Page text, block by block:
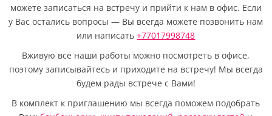
можете записаться на встречу и прийти к нам в офис. Если
у Вас остались вопросы — Вы всегда можете позвонить нам
или написать+77017998748
Вживую все наши работы можно посмотреть в офисе,
поэтому записывайтесь и приходите на встречу! Мы всегда
будем рады встрече с Вами!
В комплект к приглашению мы всегда поможем подобрать